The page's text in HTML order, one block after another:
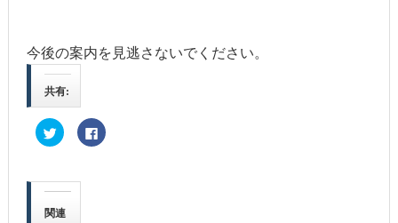
今後の案内を見逃さないでください。
共有:
ク
リ
て
Twitter
で
共
Facebook
で
関連